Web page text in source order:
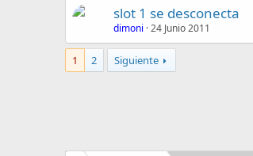
slot 1 se desconecta
dimoni 24 Junio 2011
1 2 Siguiente